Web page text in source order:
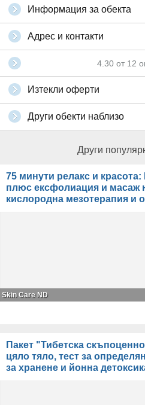
Информация за обекта
Адрес и контакти
4.30 от 12
Изтекли оферти
Други обекти наблизо
Други
75 минути релакс и
плюс ексфолиация и масаж
кислородна мезотерапия и
Skin Care ND
Пакет "Тибетска
цяло тяло, тест за
за хранене и йонна